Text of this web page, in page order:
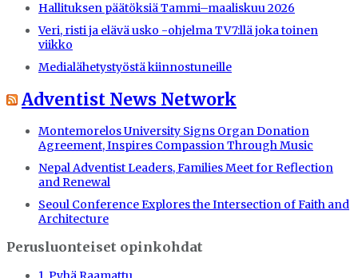
Hallituksen päätöksiä Tammi–maaliskuu 2026
Veri, risti ja elävä usko -ohjelma TV7:llä joka toinen
viikko
Medialähetystyöstä kiinnostuneille
Adventist News Network
Montemorelos University Signs Organ Donation
Agreement, Inspires Compassion Through Music
Nepal Adventist Leaders, Families Meet for Reflection
and Renewal
Seoul Conference Explores the Intersection of Faith and
Architecture
Perusluonteiset opinkohdat